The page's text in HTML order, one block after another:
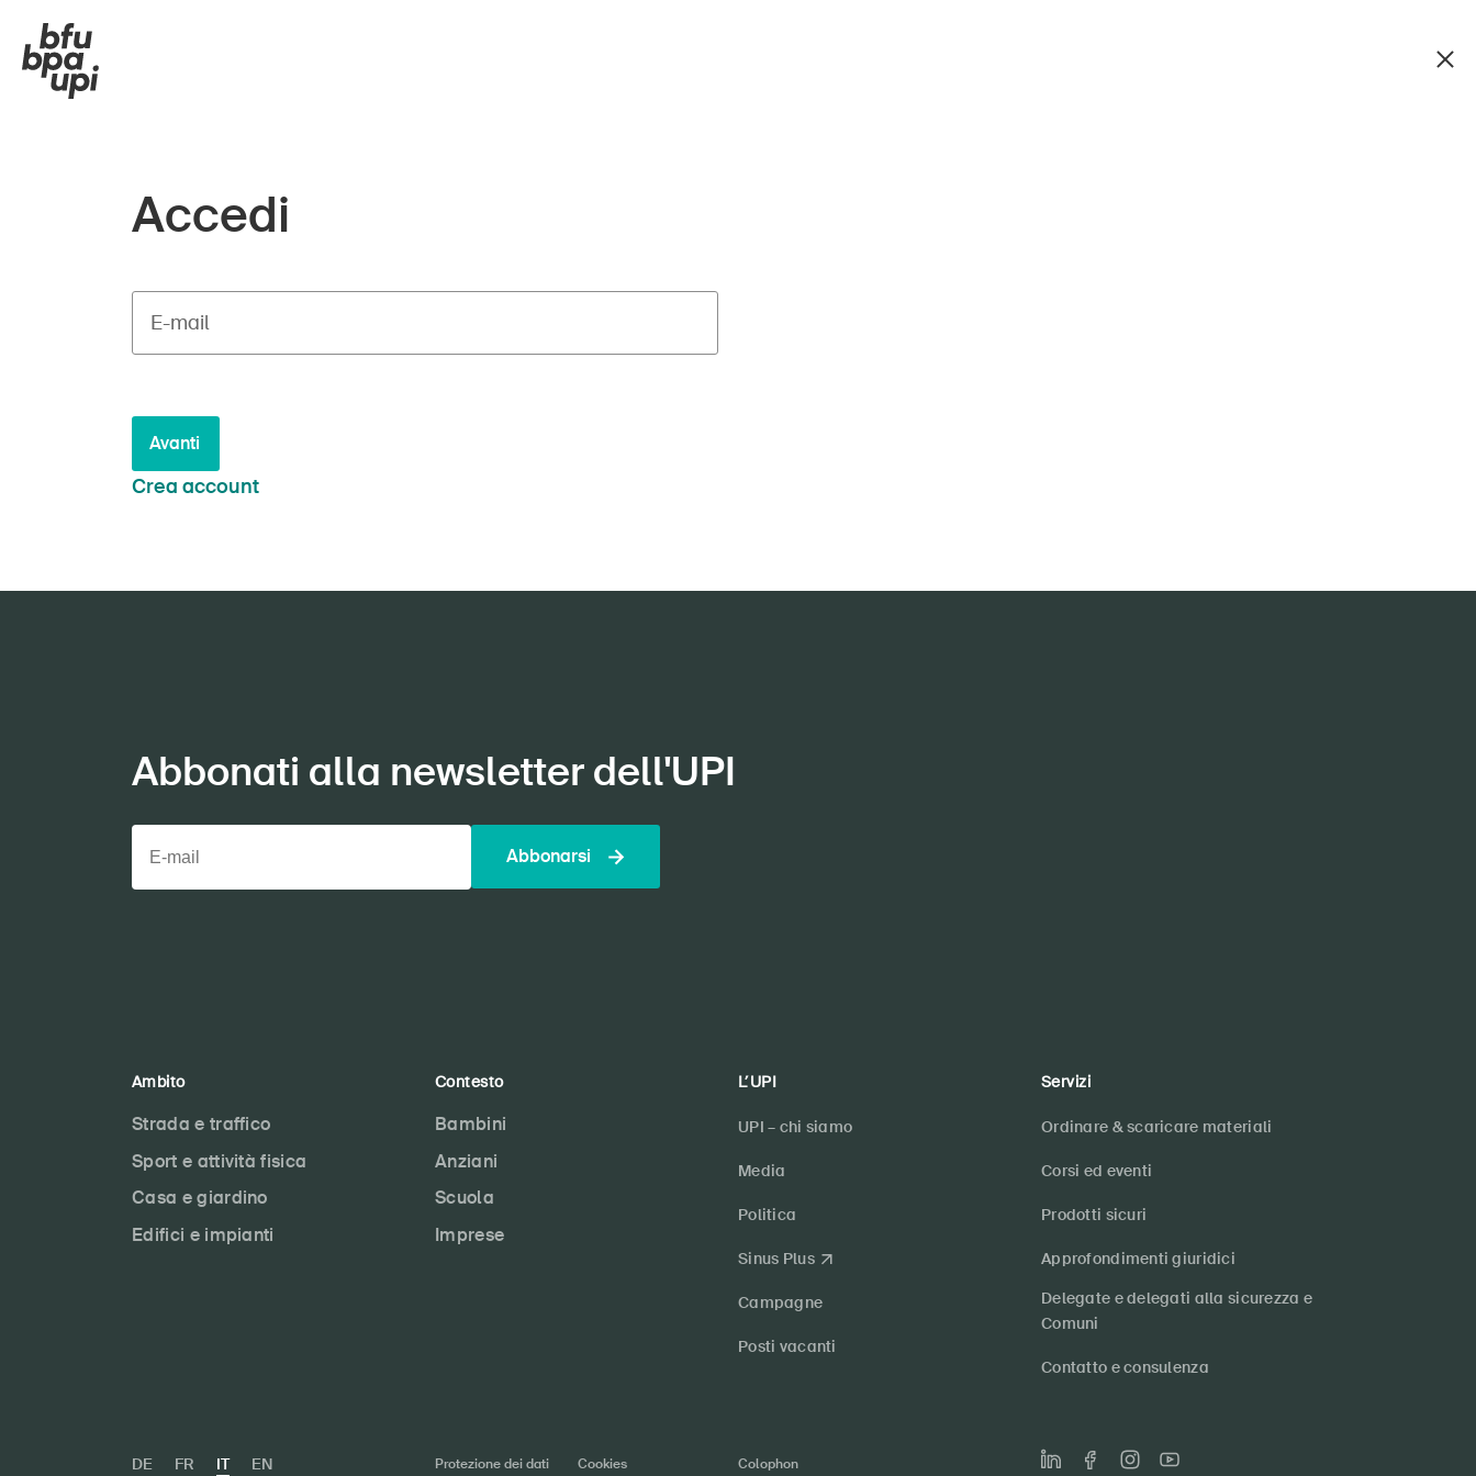
Accedi
E-mail
Avanti
Crea account
Abbonati alla newsletter dell'UPI
Abbonarsi
Ambito
Strada e traffico
Sport e attività fisica
Casa e giardino
Edifici e impianti
Contesto
Bambini
Anziani
Scuola
Imprese
L’UPI
UPI – chi siamo
Media
Politica
Sinus Plus
Campagne
Posti vacanti
Servizi
Ordinare & scaricare materiali
Corsi ed eventi
Prodotti sicuri
Approfondimenti giuridici
Delegate e delegati alla sicurezza e
Comuni
Contatto e consulenza
DE FR IT EN Protezione dei dati Cookies Colophon